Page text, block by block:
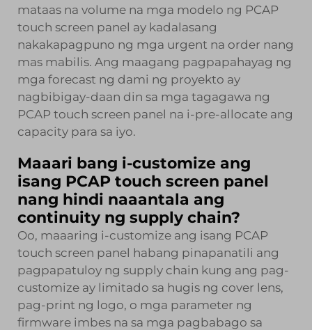
mataas na volume na mga modelo ng PCAP
touch screen panel ay kadalasang
nakakapagpuno ng mga urgent na order nang
mas mabilis. Ang maagang pagpapahayag ng
mga forecast ng dami ng proyekto ay
nagbibigay-daan din sa mga tagagawa ng
PCAP touch screen panel na i-pre-allocate ang
capacity para sa iyo.
Maaari bang i-customize ang
isang PCAP touch screen panel
nang hindi naaantala ang
continuity ng supply chain?
Oo, maaaring i-customize ang isang PCAP
touch screen panel habang pinapanatili ang
pagpapatuloy ng supply chain kung ang pag-
customize ay limitado sa hugis ng cover lens,
pag-print ng logo, o mga parameter ng
firmware imbes na sa mga pagbabago sa